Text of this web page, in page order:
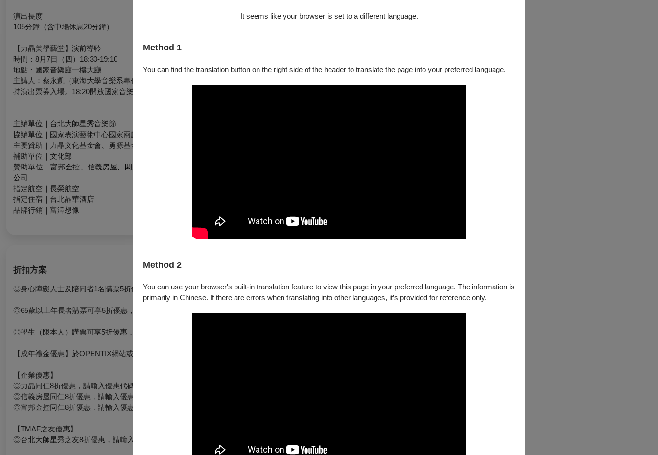
It seems like your browser is set to a different language.
Method 1
You can find the translation button on the right side of the header to translate the page into your preferred language.
Method 2
You can use your browser's built-in translation feature to view this page in your preferred language. The information is
primarily in Chinese. If there are errors when translating into other languages, it’s provided for reference only.
演出長度
105分鐘（含中場休息20分鐘）
【力晶美學藝堂】 演前導聆
時間：8月7日（四）18:30-19:10
地點：國家音樂廳一樓大廳
主講人：蔡永凱（東海大學音樂系專任副教授）
持演出票券入場。18:20開放國家音樂廳一號門入場。
主辦單位｜台北大師星秀音樂節
協辦單位｜國家表演藝術中心國家兩廳院、國立臺北藝術大學音樂學系
主要贊助｜力晶文化基金會、勇源基金會
補助單位｜文化部
贊助單位｜ 富邦金控、信義房屋、閎康科技股份有限公司、融悟文教基金會、和德昌股份有限公司、文曄基金會、安永財務管理諮詢服務股份有限
公司
指定航空｜長榮航空
指定住宿｜台北晶華酒店
品牌行銷｜富澤想像
折扣方案
◎身心障礙人士及陪同者1名購票5折優待，入場時應出示身心障礙手冊，陪同者與身障者需同時入場。
◎65歲以上年長者購票可享5折優惠，入場時請出示有效證件。
◎學生（限本人）購票可享5折優惠，入場時請出示有效學生證件。
【成年禮金優惠】於OPENTIX網站或APP全額使用文化幣支付，享5折優惠
【企業優惠】
◎力晶同仁8折優惠，請輸入優惠代碼
◎信義房屋同仁8折優惠，請輸入優惠代碼
◎富邦金控同仁8折優惠，請輸入優惠代碼
【TMAF之友優惠】
◎台北大師星秀之友8折優惠，請輸入優惠代碼